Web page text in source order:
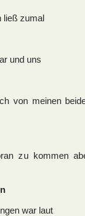
ließ zumal
und uns
von meinen
zu kommen
war laut